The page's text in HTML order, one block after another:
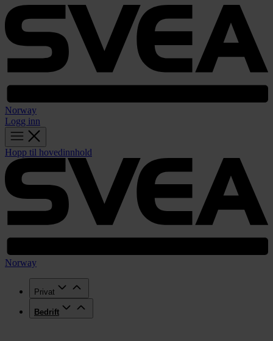
Norway
Logg inn
Hopp til hovedinnhold
Norway
Privat
Bedrift